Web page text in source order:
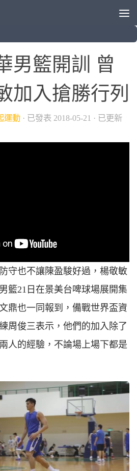
男籃開訓 曾
加入搶勝行列
運動 · 已發表 2018-05-21 · 已更新
守也不讓陳盈駿好過，楊敬敏
籃21日在景美台啤球場展開集
鼎也一同報到，備戰世界盃資
周俊三表示，他們的加入除了
人的經驗，不論場上場下都是